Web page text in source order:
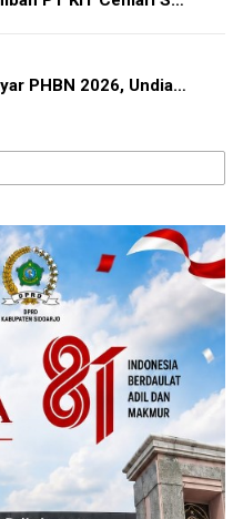
PHBN 2026, Undia…